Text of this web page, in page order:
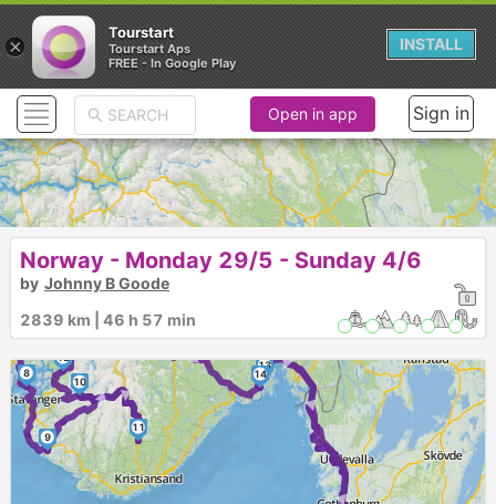
►
►
►► ►
►
► ►
6
8
9
10
11
13
14
Open in app Sign in
Norway - Monday 29/5 - Sunday 4/6
by Johnny B Goode
2839 km | 46 h 57 min
×
Tourstart
Tourstart Aps
FREE - In Google Play
INSTALL